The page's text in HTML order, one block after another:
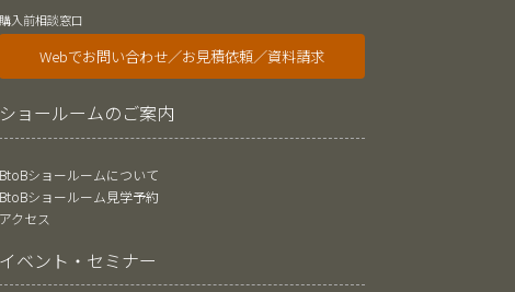
購入前相談窓口
Webでお問い合わせ／お見積依頼／資料請求
ショールームのご案内
BtoBショールームについて
BtoBショールーム見学予約
アクセス
イベント・セミナー